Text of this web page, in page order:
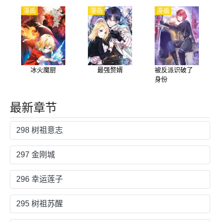
冰火魔厨
漫画
最强赘婿
漫画
被反派识破了
身份
漫画
最新章节
298 树祖意志
297 金刚城
296 幸运莲子
295 树祖苏醒